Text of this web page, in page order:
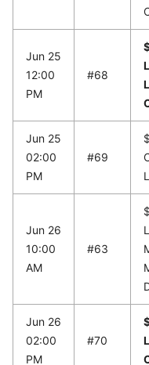
Jun 25
12:00
PM
#68
Jun 25
02:00
PM
#69
Jun 26
10:00
AM
#63
Jun 26
02:00
PM
#70